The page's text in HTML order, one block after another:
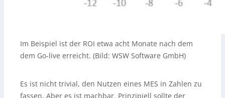
Im Beispiel ist der ROI etwa acht Monate nach dem
dem Go-live erreicht. (Bild: WSW Software GmbH)
Es ist nicht trivial, den Nutzen eines MES in Zahlen zu
fassen. Aber es ist machbar. Prinzipiell sollte der